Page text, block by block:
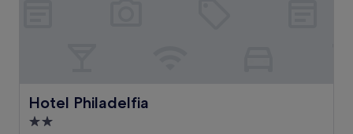
Hotel Philadelfia
Hotel Philadelfia
Hébergement